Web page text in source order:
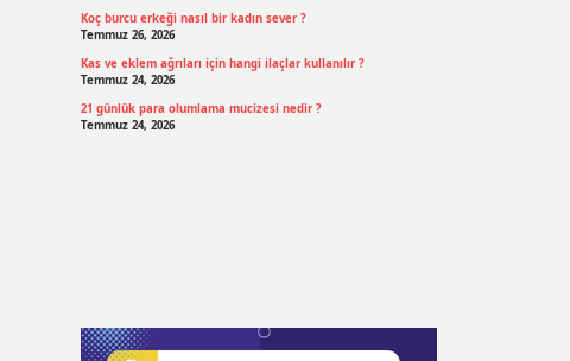
Koç burcu erkeği nasıl bir kadın sever ?
Temmuz 26, 2026
Kas ve eklem ağrıları için hangi ilaçlar kullanılır ?
Temmuz 24, 2026
21 günlük para olumlama mucizesi nedir ?
Temmuz 24, 2026